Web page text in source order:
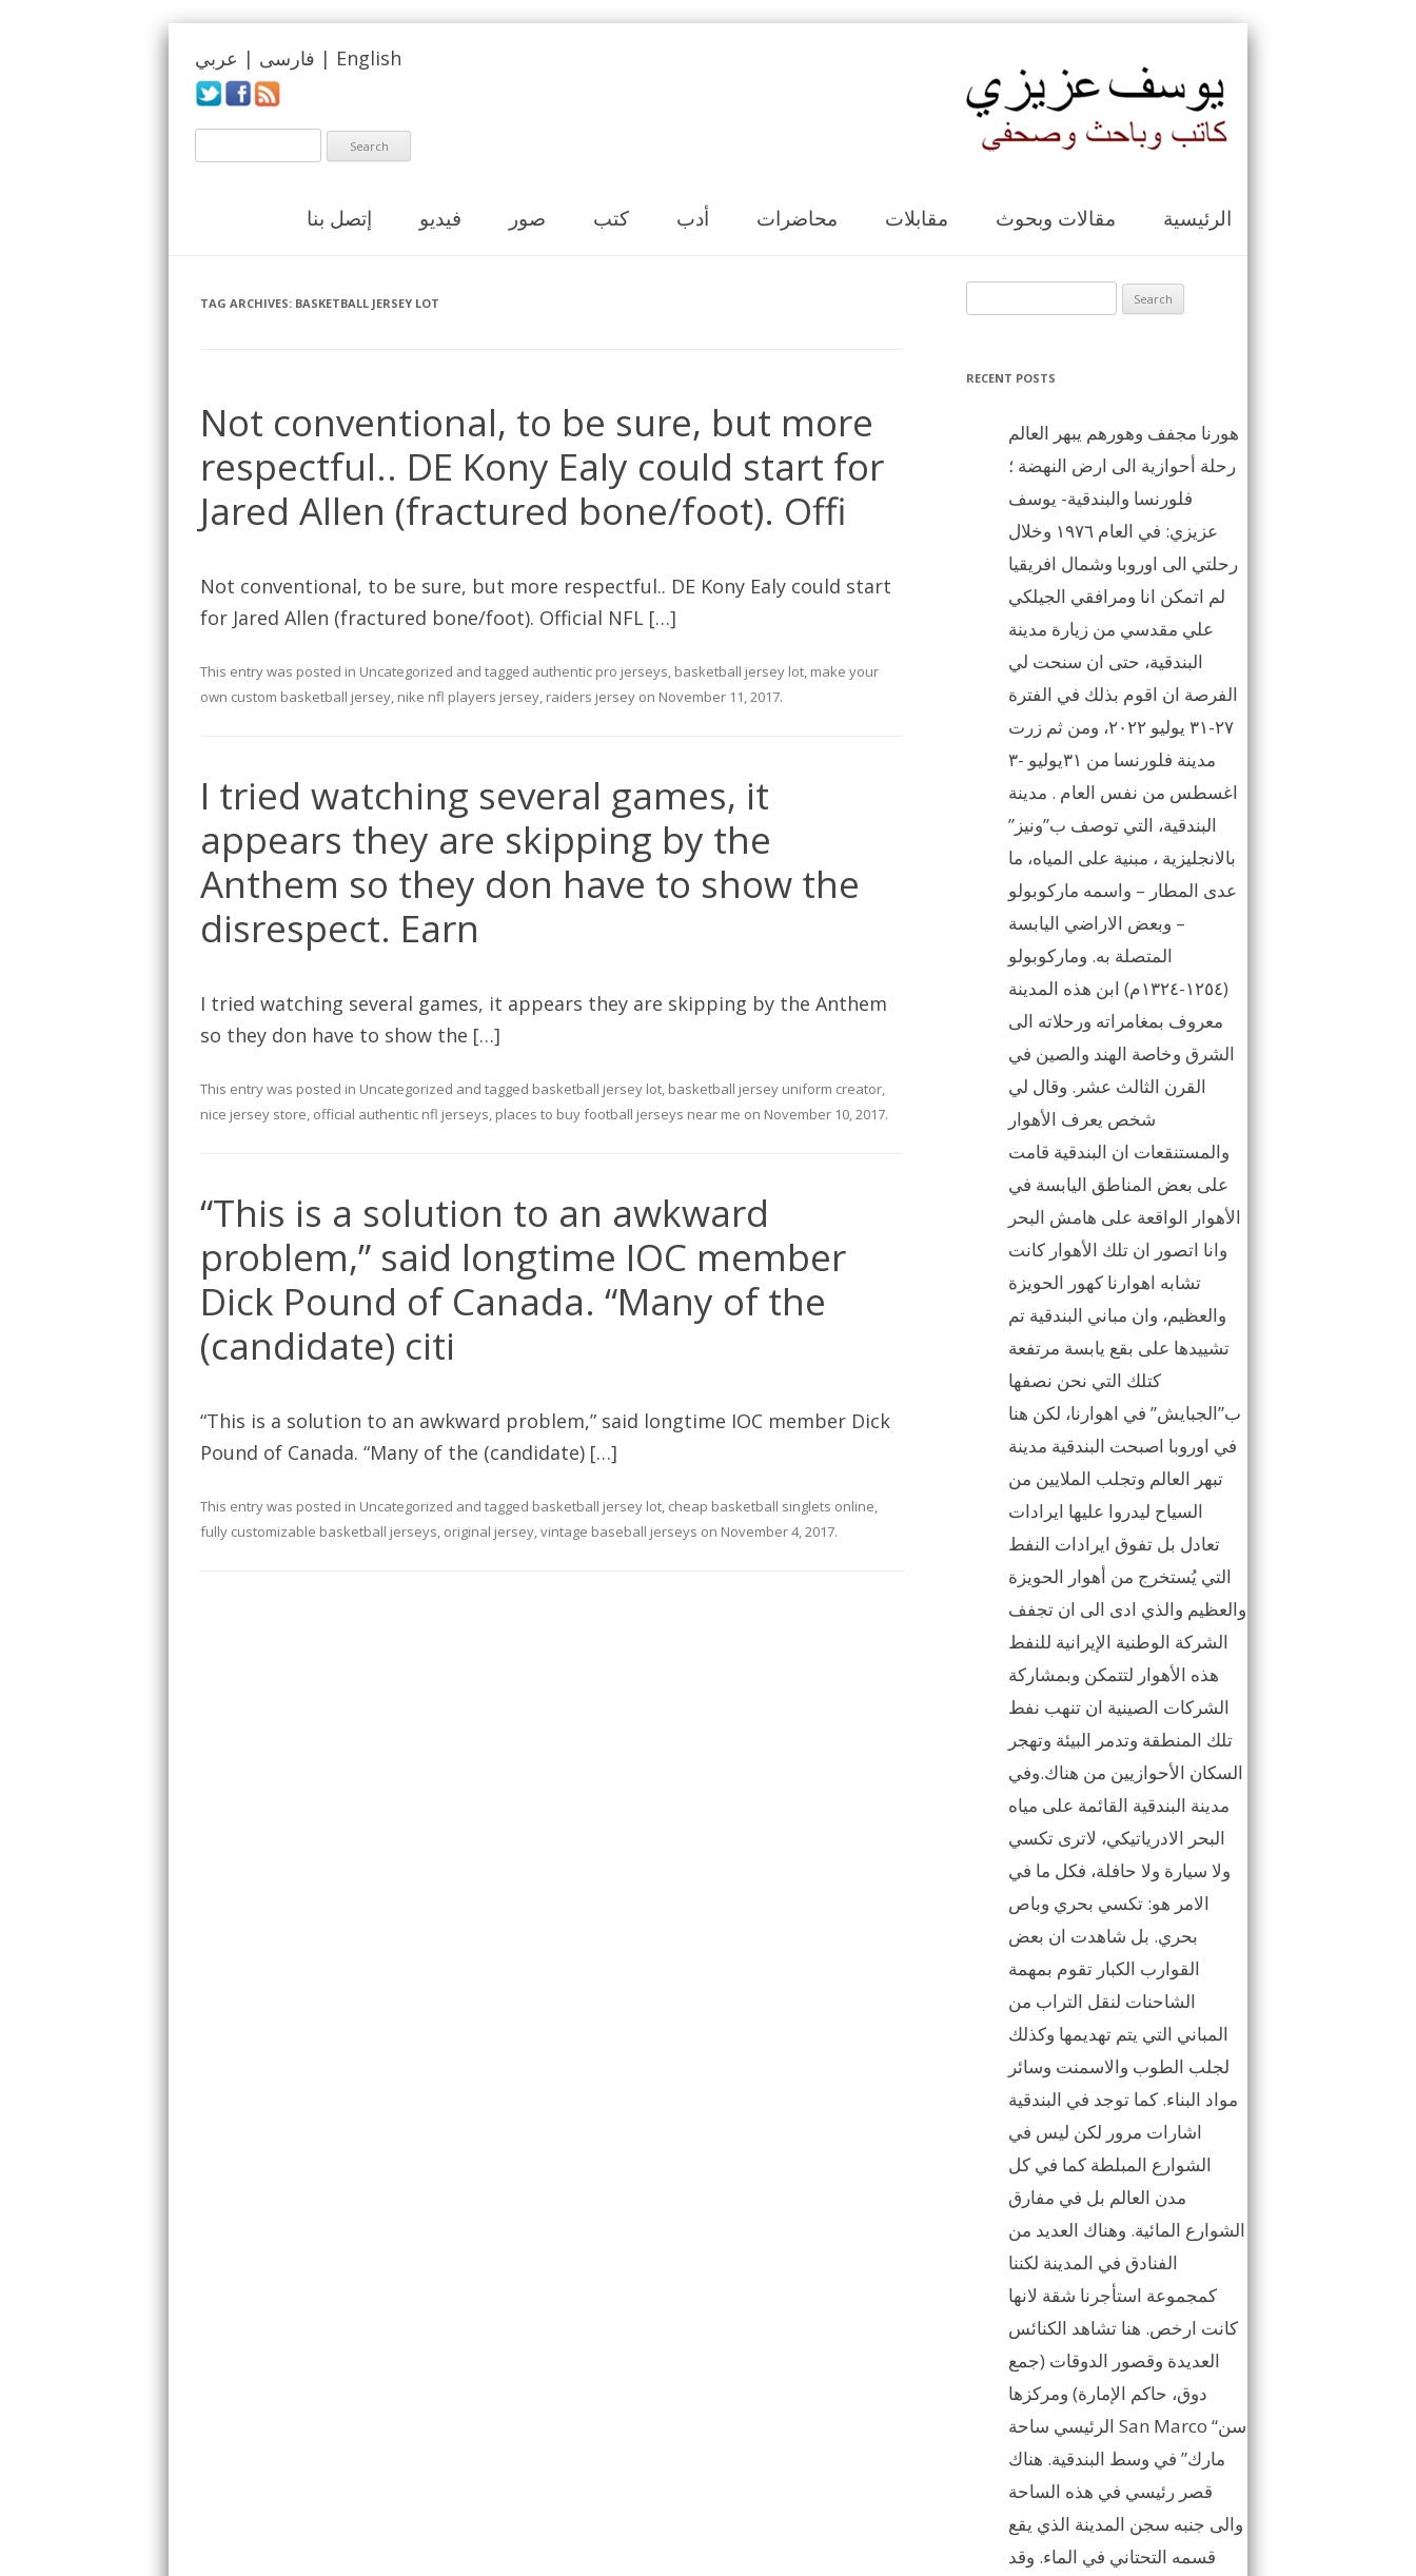
فارسی | عربي | English
إتصل بنا فيديو صور كتب أدب محاضرات مقابلات مقالات وبحوث الرئيسية
TAG ARCHIVES: BASKETBALL JERSEY LOT
Not conventional, to be sure, but more
respectful.. DE Kony Ealy could start for
Jared Allen (fractured bone/foot). Offi
Not conventional, to be sure, but more respectful.. DE Kony Ealy could start
for Jared Allen (fractured bone/foot). Official NFL […]
This entry was posted in Uncategorized and tagged authentic pro jerseys, basketball jersey lot, make your
own custom basketball jersey, nike nfl players jersey, raiders jersey on November 11, 2017.
I tried watching several games, it
appears they are skipping by the
Anthem so they don have to show the
disrespect. Earn
I tried watching several games, it appears they are skipping by the Anthem
so they don have to show the […]
This entry was posted in Uncategorized and tagged basketball jersey lot, basketball jersey uniform creator,
nice jersey store, official authentic nfl jerseys, places to buy football jerseys near me on November 10, 2017.
“This is a solution to an awkward
problem,” said longtime IOC member
Dick Pound of Canada. “Many of the
(candidate) citi
“This is a solution to an awkward problem,” said longtime IOC member Dick
Pound of Canada. “Many of the (candidate) […]
This entry was posted in Uncategorized and tagged basketball jersey lot, cheap basketball singlets online,
fully customizable basketball jerseys, original jersey,vintage baseball jerseys on November 4, 2017.
RECENT POSTS
هورنا مجفف وهورهم يبهر العالم
رحلة أحوازية الى ارض النهضة ؛
فلورنسا والبندقية- يوسف
عزيزي: في العام ١٩٧٦ وخلال
رحلتي الى اوروبا وشمال افريقيا
لم اتمكن انا ومرافقي الجيلكي
علي مقدسي من زيارة مدينة
البندقية، حتى ان سنحت لي
الفرصة ان اقوم بذلك في الفترة
٢٧-٣١ يوليو ٢٠٢٢، ومن ثم زرت
مدينة فلورنسا من ٣١يوليو -٣
اغسطس من نفس العام . مدينة
البندقية، التي توصف ب”ونيز”
بالانجليزية ، مبنية على المياه، ما
عدى المطار – واسمه ماركوبولو
– وبعض الاراضي اليابسة
المتصلة به. وماركوبولو
(١٢٥٤-١٣٢٤م) ابن هذه المدينة
معروف بمغامراته ورحلاته الى
الشرق وخاصة الهند والصين في
القرن الثالث عشر. وقال لي
شخص يعرف الأهوار
والمستنقعات ان البندقية قامت
على بعض المناطق اليابسة في
الأهوار الواقعة على هامش البحر
وانا اتصور ان تلك الأهوار كانت
تشابه اهوارنا كهور الحويزة
والعظيم، وان مباني البندقية تم
تشييدها على بقع يابسة مرتفعة
كتلك التي نحن نصفها
ب”الجبايش” في اهوارنا، لكن هنا
في اوروبا اصبحت البندقية مدينة
تبهر العالم وتجلب الملايين من
السياح ليدروا عليها ايرادات
تعادل بل تفوق ايرادات النفط
التي يُستخرج من أهوار الحويزة
والعظيم والذي ادى الى ان تجفف
الشركة الوطنية الإيرانية للنفط
هذه الأهوار لتتمكن وبمشاركة
الشركات الصينية ان تنهب نفط
تلك المنطقة وتدمر البيئة وتهجر
السكان الأحوازيين من هناك.وفي
مدينة البندقية القائمة على مياه
البحر الادرياتيكي، لاترى تكسي
ولا سيارة ولا حافلة، فكل ما في
الامر هو: تكسي بحري وباص
بحري. بل شاهدت ان بعض
القوارب الكبار تقوم بمهمة
الشاحنات لنقل التراب من
المباني التي يتم تهديمها وكذلك
لجلب الطوب والاسمنت وسائر
مواد البناء. كما توجد في البندقية
اشارات مرور لكن ليس في
الشوارع المبلطة كما في كل
مدن العالم بل في مفارق
الشوارع المائية. وهناك العديد من
الفنادق في المدينة لكننا
كمجموعة استأجرنا شقة لانها
كانت ارخص. هنا تشاهد الكنائس
العديدة وقصور الدوقات (جمع
دوق، حاكم الإمارة) ومركزها
الرئيسي ساحة San Marco “سن
مارك” في وسط البندقية. هناك
قصر رئيسي في هذه الساحة
والى جنبه سجن المدينة الذي يقع
قسمه التحتاني في الماء. وقد